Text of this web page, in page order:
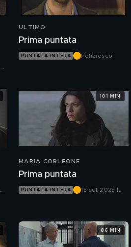
ULTIMO
Prima puntata
PUNTATA INTERA Poliziesco
MARIA CORLEONE
Prima puntata
PUNTATA INTERA
13 set 2023 |
101 MIN
86 MIN